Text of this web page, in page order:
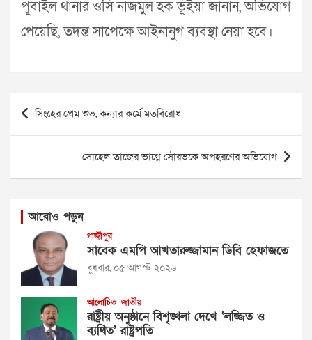
পূবাইল থানার ওসি নাজমুল হক ভূঁইয়া জানান, অভিযোগ
পেয়েছি, তদন্ত সাপেক্ষে আইনানুগ ব্যবস্থা নেয়া হবে।
Post
navigation
সিংহের প্রেম শুভ, কন্যার কর্মে মতবিরোধ
সোহেল তাজের ভাগ্নে সৌরভকে অপহরণের অভিযোগ
আরোও পড়ুন
গাজীপুর
সাবেক এমপি আখতারুজ্জামান ডিবি হেফাজতে
বুধবার, ০৫ আগস্ট ২০২৬
আলোচিত জাতীয়
রাষ্ট্রীয় অনুষ্ঠানে বিশৃঙ্খলা দেখে ‘লজ্জিত ও
ব্যথিত’ রাষ্ট্রপতি